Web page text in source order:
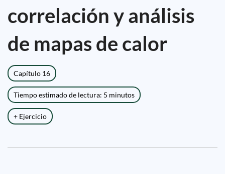
correlación y análisis
de mapas de calor
Capítulo 16
Tiempo estimado de lectura: 5 minutos
+ Ejercicio